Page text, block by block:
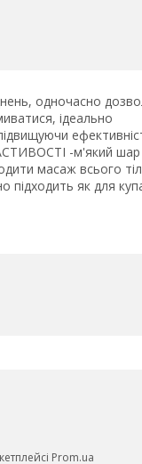
одночасно
ідеально
-м'який шар
масаж всього
підходить як для
Prom.ua